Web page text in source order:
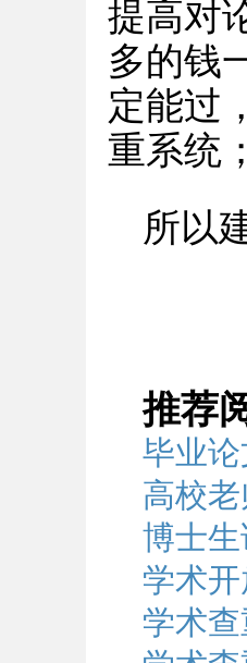
提高对
多的钱
定能过
重系统
所以
推荐
毕业
高校
博士
学术
学术